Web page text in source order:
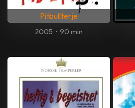
Pitbullterje
2005 • 90 min